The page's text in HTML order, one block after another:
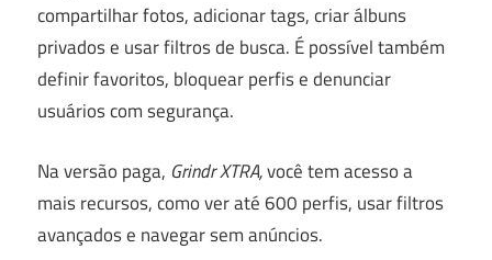
compartilhar fotos, adicionar tags, criar álbuns
privados e usar filtros de busca. É possível também
definir favoritos, bloquear perfis e denunciar
usuários com segurança.
Na versão paga, Grindr XTRA,você tem acesso a
mais recursos, como ver até 600 perfis, usar filtros
avançados e navegar sem anúncios.